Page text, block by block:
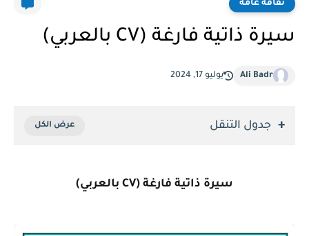
ثقافة عامة
سيرة ذاتية فارغة (CV بالعربي)
Ali Badr يوليو 17, 2024
جدول التنقل
سيرة ذاتية فارغة (CV بالعربي)